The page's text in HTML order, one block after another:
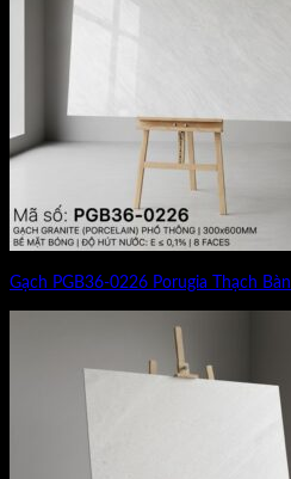
Gạch PGB36-0226 Porugia Thạch Bàn